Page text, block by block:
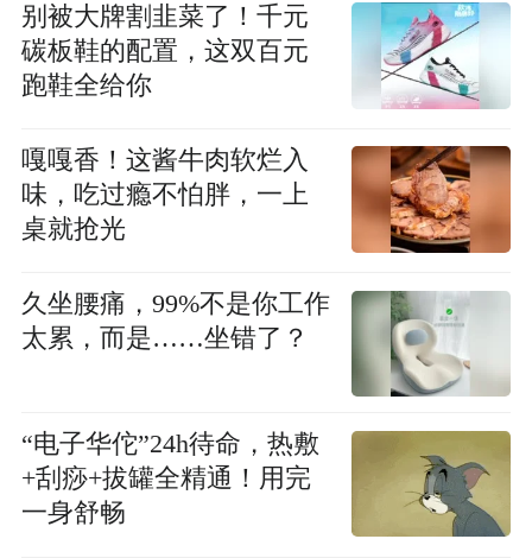
别被大牌割韭菜了！千元
碳板鞋的配置，这双百元
跑鞋全给你
嘎嘎香！这酱牛肉软烂入
味，吃过瘾不怕胖，一上
桌就抢光
久坐腰痛，99%不是你工作
太累，而是……坐错了？
“电子华佗”24h待命，热敷
+刮痧+拔罐全精通！用完
一身舒畅